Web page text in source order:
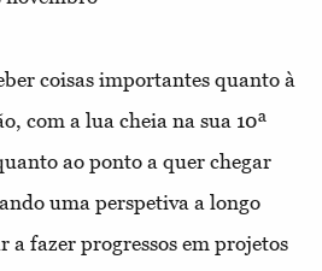
coisas importantes quanto à
com a lua cheia na sua 10ª
ao ponto a quer chegar
uma perspetiva a longo
a fazer progressos em projetos